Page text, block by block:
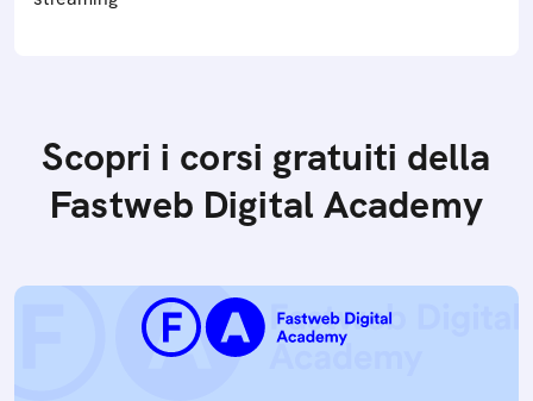
Scopri i corsi gratuiti della
Fastweb Digital Academy